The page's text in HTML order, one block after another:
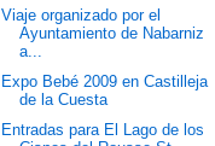
Viaje organizado por el
Ayuntamiento de Nabarniz
a...
Expo Bebé 2009 en Castilleja
de la Cuesta
Entradas para El Lago de los